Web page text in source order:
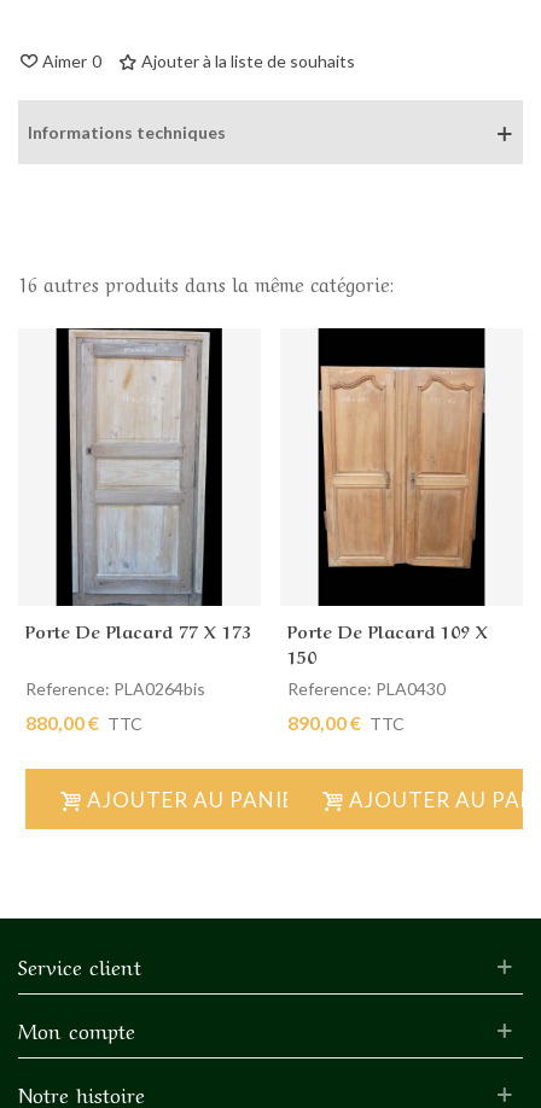
Aimer 0 Ajouter à la liste de souhaits
Informations techniques
16 autres produits dans la même catégorie:
Porte De Placard 77 X 173
Reference: PLA0264bis
880,00 € TTC
AJOUTER AU PANIER
Porte De Placard 109 X
150
Reference: PLA0430
890,00 € TTC
AJOUTER AU
Service client
Mon compte
Notre histoire